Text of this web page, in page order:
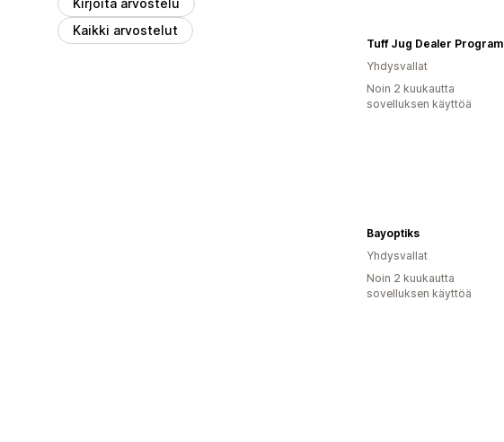
Kaikki arvostelut
Tuff Jug Dealer Program
Yhdysvallat
Noin 2 kuukautta
sovelluksen käyttöä
Bayoptiks
Yhdysvallat
Noin 2 kuukautta
sovelluksen käyttöä